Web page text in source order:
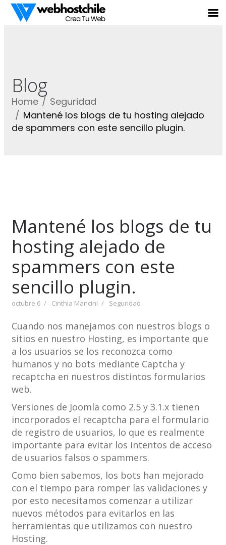
Blog
Home
Seguridad
Mantené los blogs de tu hosting alejado
de spammers con este sencillo plugin.
Mantené los blogs de tu
hosting alejado de
spammers con este
sencillo plugin.
octubre 6 Cinthia Mancini Seguridad
Cuando nos manejamos con nuestros blogs o
sitios en nuestro Hosting, es importante que
a los usuarios se los reconozca como
humanos y no bots mediante Captcha y
recaptcha en nuestros distintos formularios
web.
Versiones de Joomla como 2.5 y 3.1.x tienen
incorporados el recaptcha para el formulario
de registro de usuarios, lo que es realmente
importante para evitar los intentos de acceso
de usuarios falsos o spammers.
Como bien sabemos, los bots han mejorado
con el tiempo para romper las validaciones y
por esto necesitamos comenzar a utilizar
nuevos métodos para evitarlos en las
herramientas que utilizamos con nuestro
Hosting.